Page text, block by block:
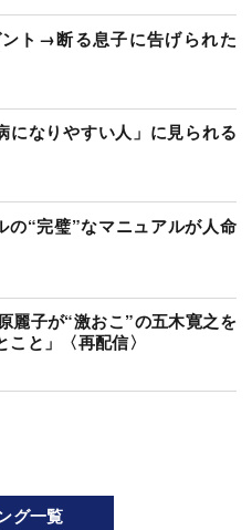
ト→断る息子に告げられた
になりやすい人」に見られる
の“完璧”なマニュアルが人命
麗子が“激おこ”の五木寛之を
と」〈再配信〉
グ一覧